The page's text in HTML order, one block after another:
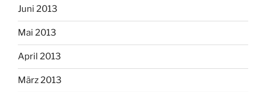
Juni 2013
Mai 2013
April 2013
März 2013